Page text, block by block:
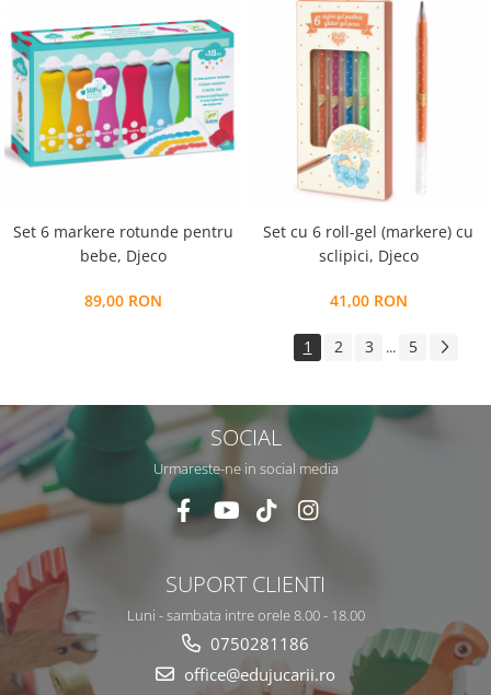
Set 6 markere rotunde pentru
bebe, Djeco
89,00 RON
Set cu 6 roll-gel (markere) cu
sclipici, Djeco
41,00 RON
1 2 3 ... 5
SOCIAL
Urmareste-ne in social media
SUPORT CLIENTI
Luni - sambata intre orele 8.00 - 18.00
0750281186
office@edujucarii.ro